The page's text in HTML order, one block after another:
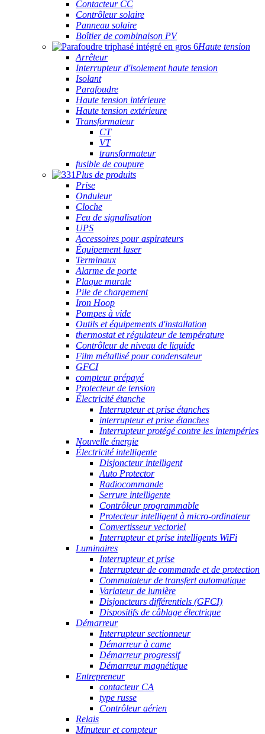
Contacteur CC
Contrôleur solaire
Panneau solaire
Boîtier de combinaison PV
Haute tension
Arrêteur
Interrupteur d'isolement haute tension
Isolant
Parafoudre
Haute tension intérieure
Haute tension extérieure
Transformateur
CT
VT
transformateur
fusible de coupure
Plus de produits
Prise
Onduleur
Cloche
Feu de signalisation
UPS
Accessoires pour aspirateurs
Équipement laser
Terminaux
Alarme de porte
Plaque murale
Pile de chargement
Iron Hoop
Pompes à vide
Outils et équipements d'installation
thermostat et régulateur de température
Contrôleur de niveau de liquide
Film métallisé pour condensateur
GFCI
compteur prépayé
Protecteur de tension
Électricité étanche
Interrupteur et prise étanches
interrupteur et prise étanches
Interrupteur protégé contre les intempéries
Nouvelle énergie
Électricité intelligente
Disjoncteur intelligent
Auto Protector
Radiocommande
Serrure intelligente
Contrôleur programmable
Protecteur intelligent à micro-ordinateur
Convertisseur vectoriel
Interrupteur et prise intelligents WiFi
Luminaires
Interrupteur et prise
Interrupteur de commande et de protection
Commutateur de transfert automatique
Variateur de lumière
Disjoncteurs différentiels (GFCI)
Dispositifs de câblage électrique
Démarreur
Interrupteur sectionneur
Démarreur à came
Démarreur progressif
Démarreur magnétique
Entrepreneur
contacteur CA
type russe
Contrôleur aérien
Relais
Minuteur et compteur